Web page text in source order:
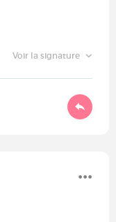
Voir la signature